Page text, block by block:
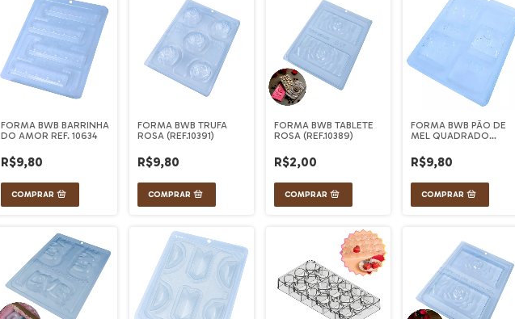
FORMA BWB BARRINHA
DO AMOR REF. 10634
R$9,80
FORMA BWB TRUFA
ROSA (REF.10391)
R$9,80
FORMA BWB TABLETE
ROSA (REF.10389)
R$2,00
FORMA BWB PÃO DE
MEL QUADRADO
R$9,80